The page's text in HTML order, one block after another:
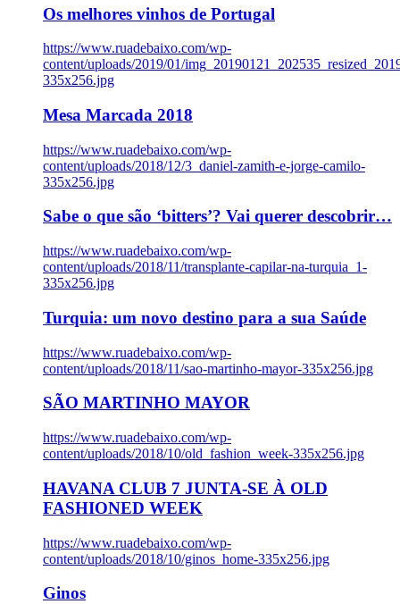
Os melhores vinhos de Portugal
https://www.ruadebaixo.com/wp-
content/uploads/2019/01/
335x256.jpg
Mesa Marcada 2018
https://www.ruadebaixo.com/wp-
content/uploads/2018/12/3_daniel-zamith-e-jorge-camilo-
335x256.jpg
Sabe o que são ‘bitters’? Vai querer descobrir…
https://www.ruadebaixo.com/wp-
content/uploads/2018/11/transplante-capilar-na-turquia_1-
335x256.jpg
Turquia: um novo destino para a sua Saúde
https://www.ruadebaixo.com/wp-
content/uploads/2018/11/sao-martinho-mayor-335x256.jpg
SÃO MARTINHO MAYOR
https://www.ruadebaixo.com/wp-
content/uploads/2018/10/old_fashion_week-335x256.jpg
HAVANA CLUB 7 JUNTA-SE À OLD
FASHIONED WEEK
https://www.ruadebaixo.com/wp-
content/uploads/2018/10/ginos_home-335x256.jpg
Ginos